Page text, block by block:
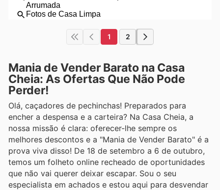
1 2
Mania de Vender Barato na Casa
Cheia: As Ofertas Que Não Pode
Perder!
Olá, caçadores de pechinchas! Preparados para
encher a despensa e a carteira? Na Casa Cheia, a
nossa missão é clara: oferecer-lhe sempre os
melhores descontos e a "Mania de Vender Barato" é a
prova viva disso! De 18 de setembro a 6 de outubro,
temos um folheto online recheado de oportunidades
que não vai querer deixar escapar. Sou o seu
especialista em achados e estou aqui para desvendar